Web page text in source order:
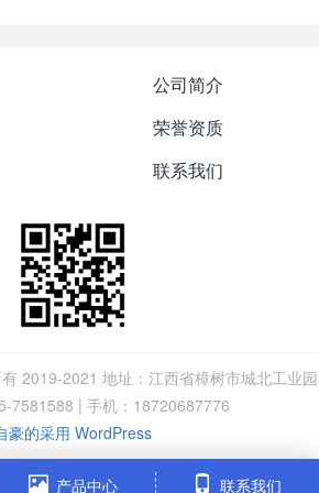
公司简介
荣誉资质
联系我们
2019-2021 地址：江西省樟树市城北工业园
7581588 | 手机：18720687776
豪的采用 WordPress
产品中心 联系我们